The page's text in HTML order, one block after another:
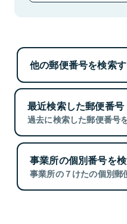
他の郵便番号を検索
最近検索した郵便番号
過去に検索した郵便番号
事業所の個別番号を
事業所の７けたの個別郵